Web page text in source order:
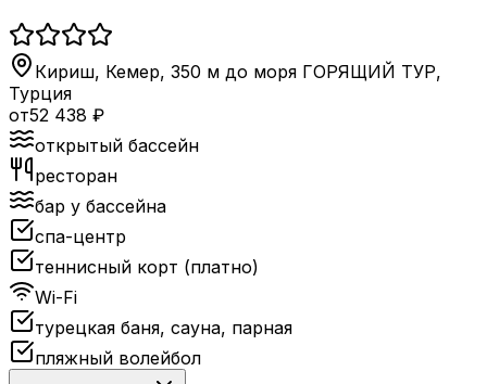
Кириш, Кемер, 350 м до моря ГОРЯЩИЙ ТУР,
Турция
от52 438 ₽
открытый бассейн
ресторан
бар у бассейна
спа-центр
теннисный корт (платно)
Wi-Fi
турецкая баня, сауна, парная
пляжный волейбол